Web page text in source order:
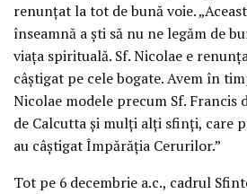
renunțat la tot de bună voie.
înseamnă a ști să nu ne legăm de
viața spirituală. Sf. Nicolae e
câștigat pe cele bogate. Avem în
Nicolae modele precum Sf. Francis
de Calcutta și mulți alți sfinți, care
au câștigat Împărăția Cerurilor.”
Tot pe 6 decembrie a.c., cadrul